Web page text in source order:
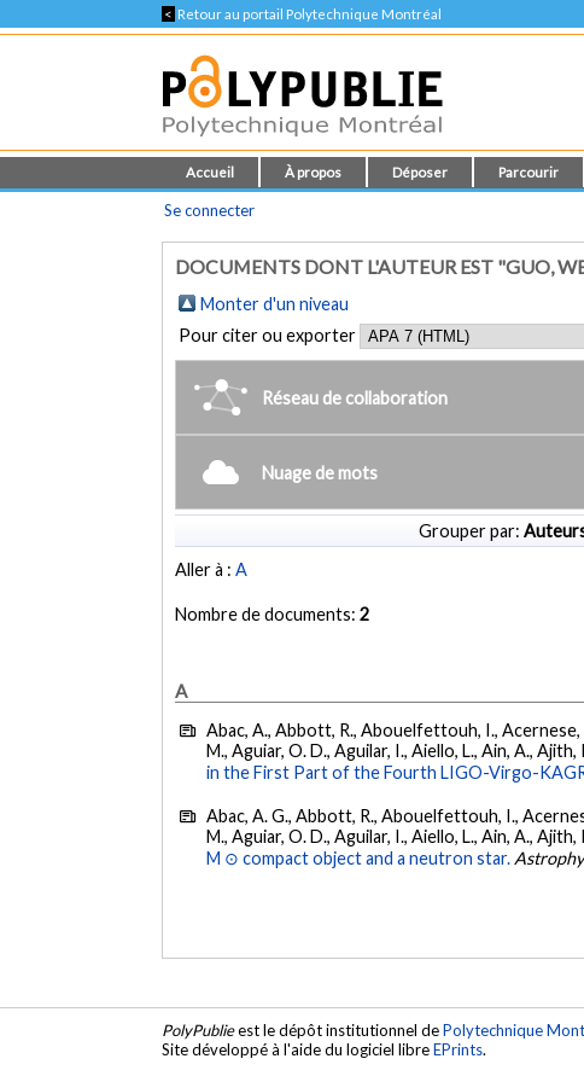
< Retour au portail Polytechnique Montréal
Accueil À propos Déposer Parcourir
Se connecter
DOCUMENTS DONT L'AUTEUR EST "GUO,
Monter d'un niveau
Pour citer ou exporter
Réseau de collaboration
Nuage de mots
Grouper par:
Aller à :A
Nombre de documents:2
A
Abac, A., Abbott, R., Abouelfettouh, I., Acernese,
M., Aguiar, O. D., Aguilar, I., Aiello, L., Ain, A.,
in the First Part of the Fourth LIGO-Virgo-
Abac, A. G., Abbott, R., Abouelfettouh, I.,
M., Aguiar, O. D., Aguilar, I., Aiello, L., Ain, A.,
M ⊙ compact object and a neutron star.
PolyPublieest le dépôt institutionnel dePolytechnique
Site développé à l'aide du logiciel libreEPrints.